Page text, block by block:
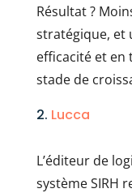
Résultat ?
stratégique, et
efficacité et en
stade de
2. Lucca
L’éditeur de
système SIRH